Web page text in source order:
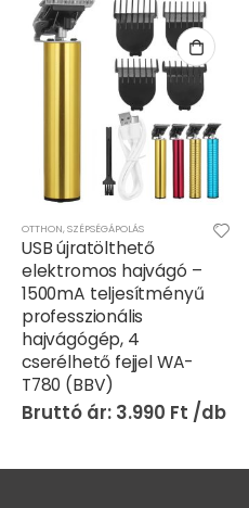
OTTHON,SZÉPSÉGÁPOLÁS
USB újratölthető
elektromos hajvágó –
1500mA teljesítményű
professzionális
hajvágógép, 4
cserélhető fejjel WA-
T780 (BBV)
3.990 Ft